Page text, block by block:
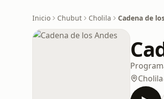
Inicio Chubut Cholila Cadena de
Cholila